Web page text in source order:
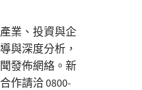
業、投資與企
與深度分析，
發佈網絡。新
作請洽 0800-